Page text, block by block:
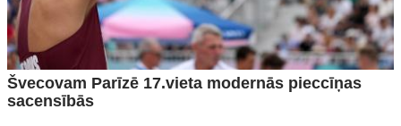
Švecovam Parīzē 17.vieta modernās pieccīņas
sacensībās